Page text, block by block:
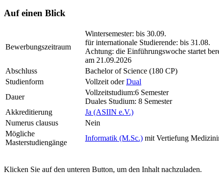
Auf einen Blick
Bewerbungszeitraum
Wintersemester: bis 30.09.
für internationale Studierende: bis 31.08.
Achtung: die Einführungswoche startet
am 21.09.2026
Abschluss
Bachelor of Science (180 CP)
Studienform
Vollzeit oderDual
Dauer
Vollzeitstudium:6 Semester
Duales Studium: 8 Semester
Akkreditierung
Ja (ASIIN e.V.)
Numerus clausus
Nein
Mögliche
Masterstudiengänge
Informatik (M.Sc.) mit Vertiefung
Klicken Sie auf den unteren Button, um den Inhalt nachzuladen.